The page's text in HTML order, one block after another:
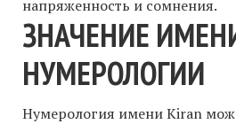
напряженность и сомнения.
ЗНАЧЕНИЕ
НУМЕРОЛОГИИ
Нумерология имени Kiran